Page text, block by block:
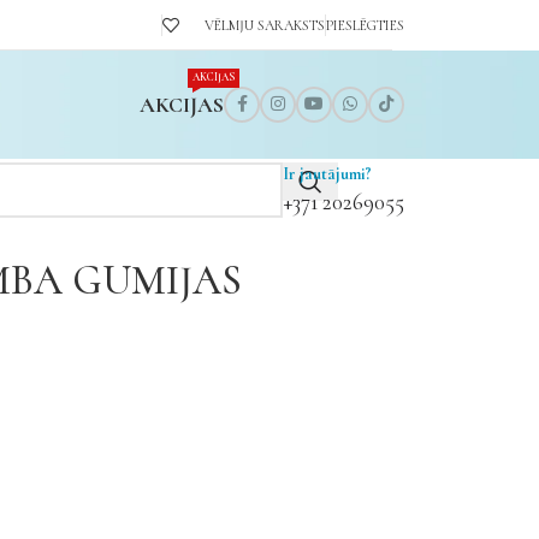
VĒLMJU SARAKSTSPIESLĒGTIES
AKCIJAS
AKCIJAS
Ir jautājumi?
+371 20269055
GUMIJAS